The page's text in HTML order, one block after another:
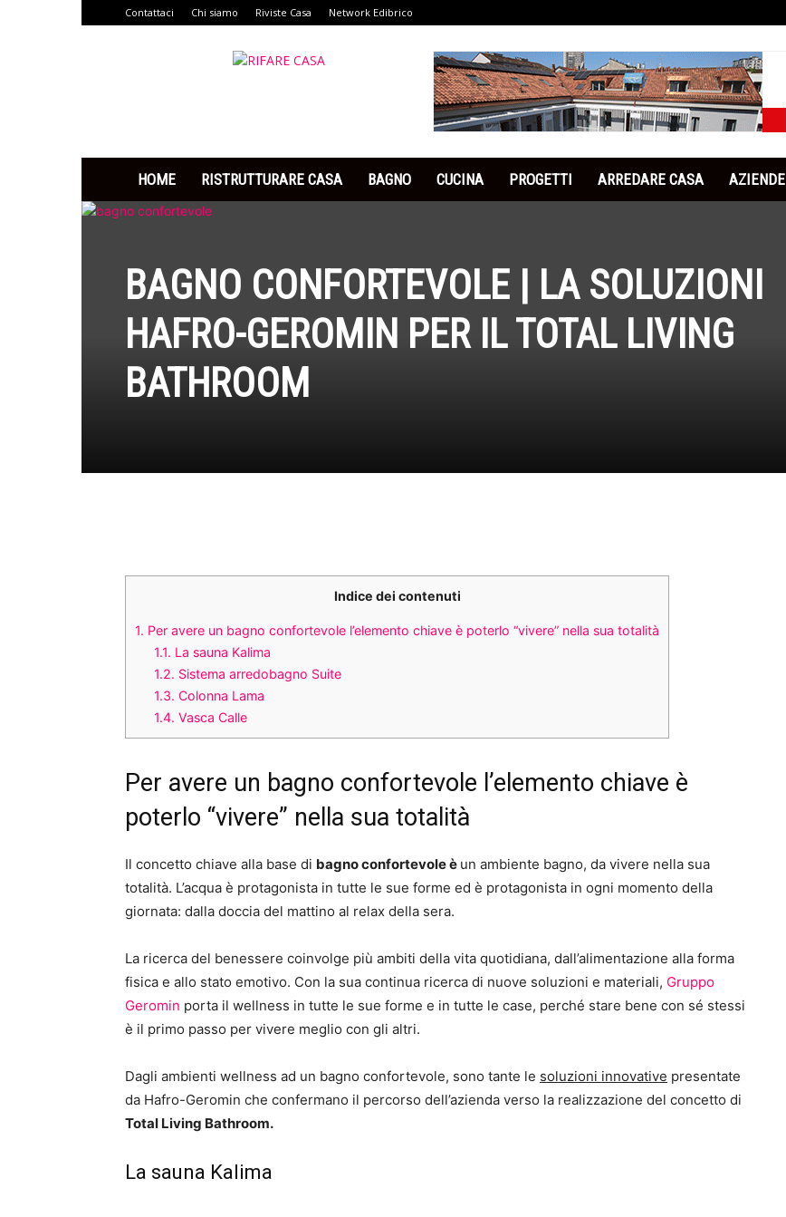
Contattaci Chi siamo Riviste Casa Network Edibrico
HOME RISTRUTTURARE CASA BAGNO CUCINA PROGETTI ARREDARE CASA AZIENDE
BAGNO CONFORTEVOLE | LA SOLUZIONI
HAFRO-GEROMIN PER IL TOTAL LIVING
BATHROOM
Indice dei contenuti
1. Per avere un bagno confortevole l’elemento chiave è poterlo “vivere” nella sua totalità
1.1. La sauna Kalima
1.2. Sistema arredobagno Suite
1.3. Colonna Lama
1.4. Vasca Calle
Per avere un bagno confortevole l’elemento chiave è
poterlo “vivere” nella sua totalità
Il concetto chiave alla base di bagno confortevole è un ambiente bagno, da vivere nella sua
totalità. L’acqua è protagonista in tutte le sue forme ed è protagonista in ogni momento della
giornata: dalla doccia del mattino al relax della sera.
La ricerca del benessere coinvolge più ambiti della vita quotidiana, dall’alimentazione alla forma
fisica e allo stato emotivo. Con la sua continua ricerca di nuove soluzioni e materiali, Gruppo
Geromin porta il wellness in tutte le sue forme e in tutte le case, perché stare bene con sé stessi
è il primo passo per vivere meglio con gli altri.
Dagli ambienti wellness ad un bagno confortevole, sono tante le soluzioni innovative presentate
da Hafro-Geromin che confermano il percorso dell’azienda verso la realizzazione del concetto di
Total Living Bathroom.
La sauna Kalima